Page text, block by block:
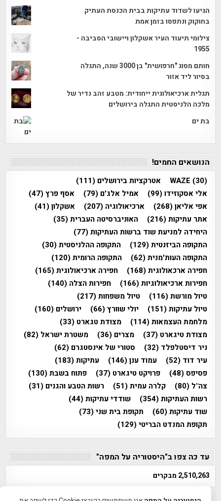
הגיעו לשדוד עתיקות בבית הכנסת העתיק
בחוקוק ונתפסו בזמן אמת
צילומי תיעוד העיר אשקלון ויישובי הסביבה -
1955
חותם מסוג "חרפושית" בן 3000 שנה, התגלה
בסיור ליד אזור
תגלית ארכיאולוגית ייחודית: מטבע זהב נדיר של
מלכה הלניסטית התגלה בירושלים
בת ים
הנושאים החמים!
WAZE (30) אטרקציות בירושלים (111)
אלי אסקוזידו(99) אמיל אלג'ם (79) אסף פרץ(47)
אפי אליאן(268) ארכיאולוגיה (207) אשקלון(41)
אתר עתיקות(216) האוניברסיטה העברית(35)
היחידה למניעת שוד ברשות העתיקות(77)
התקופה הביזנטית(129) התקופה ההלניסטית(30)
התקופה העות'מנית(62) התקופה הרומית(120)
חפירה ארכאולוגית(168) חפירה ארכיאולוגית(165)
חפירות ארכיאולוגיות(166) חפירות הצלה (140)
טיול מורשת(116) טיול משפחות(217)
טיול עתיקות(151) יולי שוורץ(66) ירושלים (160)
מלחמת העצמאות(114) מצודת טגארט (33)
מצודת טיגארט (37) מצרים (36) משטרת ישראל (82)
ניר דיסטלפלד (32) סטורי של אינסטגרם (62)
עיר דוד (52) עמוד ענן(146) עתיקות(183)
פסיפס(48) פרויקט טיגארט (37) פתוח בשבת(130)
צה"ל (80) קלרה עמית(51) רשות הטבע והגנים (31)
רשות העתיקות(354) שודדי עתיקות(44)
שוד עתיקות(60) תקופת בית שני(73)
תקופת המנדט הבריטי(129)
עד כה צפו ב"היסטוריה על המפה"
2,510,263 מבקרים